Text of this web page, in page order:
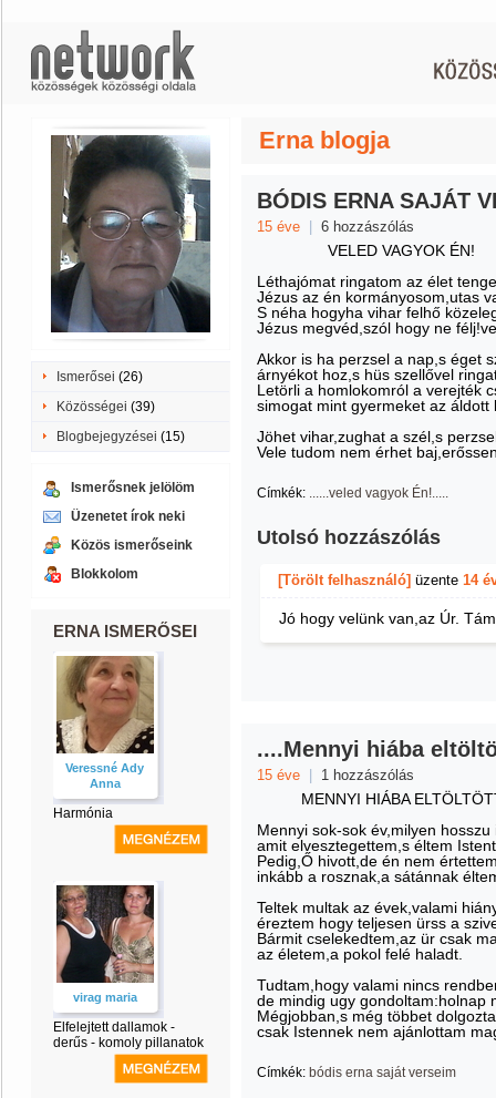
Ismerősei (26)
Közösségei (39)
Blogbejegyzései (15)
Ismerősnek jelölöm
Üzenetet írok neki
Közös ismerőseink
Blokkolom
ERNA ISMERŐSEI
Veressné Ady
Anna
Harmónia
virag maria
Elfelejtett dallamok -
derűs - komoly pillanatok
Erna blogja
BÓDIS ERNA SAJÁT
15 éve 6 hozzászólás
VELED VAGYOK ÉN!
Léthajómat ringatom az élet
Jézus az én kormányosom,utas
S néha hogyha vihar felhő
Jézus megvéd,szól hogy ne
Akkor is ha perzsel a nap,s éget
árnyékot hoz,s hüs szellővel
Letörli a homlokomról a verejték
simogat mint gyermeket az áldott
Jöhet vihar,zughat a szél,s
Vele tudom nem érhet
Címkék: ......veled vagyok Én!.....
Utolsó hozzászólás
[Törölt felhasználó] üzente 14
Jó hogy velünk van,az Úr.
....Mennyi hiába
15 éve 1 hozzászólás
MENNYI HIÁBA
Mennyi sok-sok év,milyen hosszu
amit elvesztegettem,s éltem
Pedig,Ő hivott,de én nem
inkább a rosznak,a sátánnak
Teltek multak az évek,valami
éreztem hogy teljesen ürss a
Bármit cselekedtem,az ür csak
az életem,a pokol felé haladt.
Tudtam,hogy valami nincs
de mindig ugy gondoltam:holnap
Mégjobban,s még többet
csak Istennek nem ajánlottam
Címkék: bódis erna saját verseim